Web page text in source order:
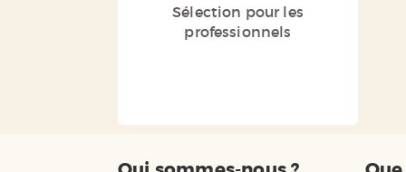
Sélection pour les
professionnels